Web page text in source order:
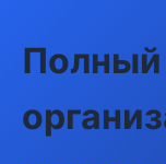
Полный